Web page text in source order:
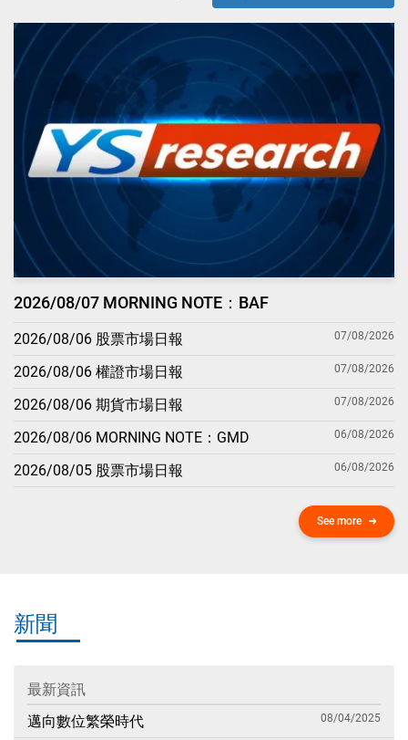
2026/08/07 MORNING NOTE：BAF
2026/08/06 股票市場日報 07/08/2026
2026/08/06 權證市場日報 07/08/2026
2026/08/06 期貨市場日報 07/08/2026
2026/08/06 MORNING NOTE：GMD 06/08/2026
2026/08/05 股票市場日報 06/08/2026
See more
新聞
最新資訊
邁向數位繁榮時代
08/04/2025